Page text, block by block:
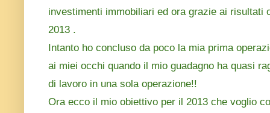
investimenti immobiliari ed ora grazie ai
2013 .
Intanto ho concluso da poco la mia prima
ai miei occhi quando il mio guadagno ha quasi
di lavoro in una sola operazione!!
Ora ecco il mio obiettivo per il 2013 che voglio